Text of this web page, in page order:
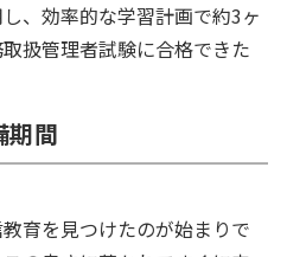
、効率的な学習計画で約3ヶ
扱管理者試験に合格できた
期間
育を見つけたのが始まりで